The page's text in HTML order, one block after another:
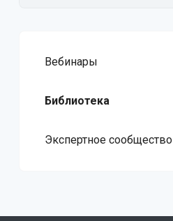
Вебинары
Библиотека
Экспертное сообщество